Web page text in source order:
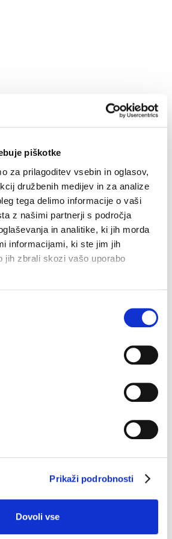
piškotke
za prilagoditev vsebin in oglasov,
družbenih medijev in za analize
tega delimo informacije o vaši
z našimi partnerji s področja
in analitike, ki jih morda
informacijami, ki ste jim jih
jih zbrali skozi vašo uporabo
Prikaži podrobnosti
Dovoli vse
MODRA